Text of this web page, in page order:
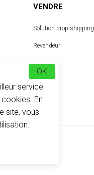
VENDRE
Solution drop-shipping
Revendeur
Designer
service
En
site, vous
OK